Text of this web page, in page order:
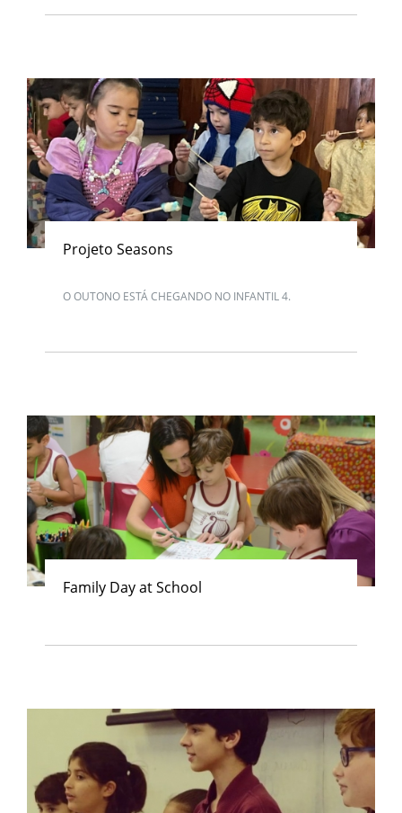
Projeto Seasons
O OUTONO ESTÁ CHEGANDO NO INFANTIL 4.
Family Day at School